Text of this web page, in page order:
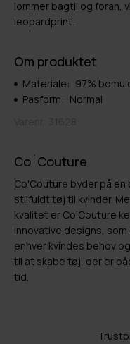
lommer bagtil og foran,
leopardprint.
Om produktet
Materiale: 97%
Pasform: Normal
Co´Couture
Co'Couture byder på
stilfuldt tøj til kvinder.
kvalitet er Co'Couture
innovative designs,
enhver kvindes behov
til at skabe tøj, der er
tid.